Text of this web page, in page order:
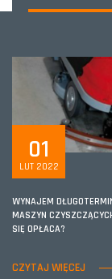
01
LUT 2022
WYNAJEM
MASZYN
SIĘ OPŁACA?
CZYTAJ WIĘCEJ